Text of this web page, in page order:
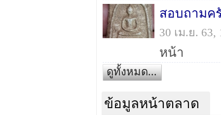
สอบถามค
30 เม.ย.
หน้า
ดูทั้งหมด...
ข้อมูลหน้าตลาด